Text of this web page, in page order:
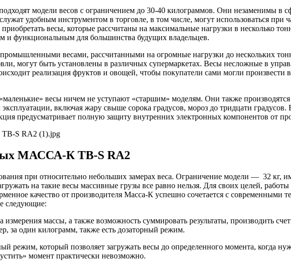
модели весов с ограничением до 30-40 килограммов. Они незаменимы в
удобным инструментом в торговле, в том числе, могут использоваться
весы, которые рассчитаны на максимальные нагрузки в несколько
и функциональным для большинства будущих владельцев.
весами, рассчитанными на огромные нагрузки до нескольких
могут быть установлены в различных супермаркетах. Весы несложные в
реализация фруктов и овощей, чтобы покупатели сами могли произвести
весы ничем не уступают «старшим» моделям. Они также
включая жару свыше сорока градусов, мороз до тридцати градусов.
предусматривает полную защиту внутренних электронных компонентов от
МАССА-К TB-S RА2
при относительно небольших замерах веса. Ограничение модели — 32
на такие весы массивные грузы все равно нельзя. Для своих целей,
качество от производителя Масса-К успешно сочетается с современными
следующие:
измерения массы, а также возможность суммировать результаты, производить
за один килограмм, также есть дозаторный режим.
режим, который позволяет загружать весы до определенного момента, когда
момент практически невозможно.